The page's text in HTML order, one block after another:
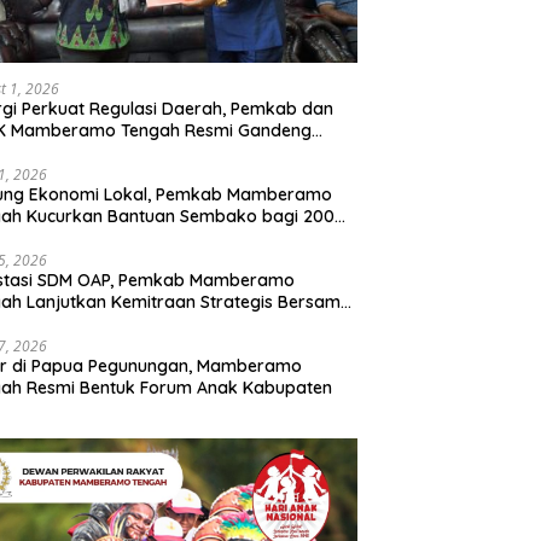
1, 2026
Perkuat Regulasi Daerah, Pemkab dan
Mamberamo Tengah Resmi Gandeng
2026
Ekonomi Lokal, Pemkab Mamberamo
Kucurkan Bantuan Sembako bagi 200
2026
SDM OAP, Pemkab Mamberamo
Lanjutkan Kemitraan Strategis Bersama
2026
di Papua Pegunungan, Mamberamo
Resmi Bentuk Forum Anak Kabupaten